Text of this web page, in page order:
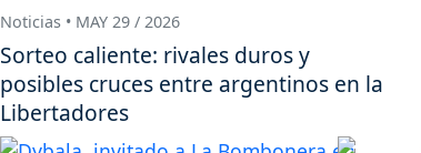
Noticias • MAY 29 / 2026
Sorteo caliente: rivales duros y
posibles cruces entre argentinos en la
Libertadores